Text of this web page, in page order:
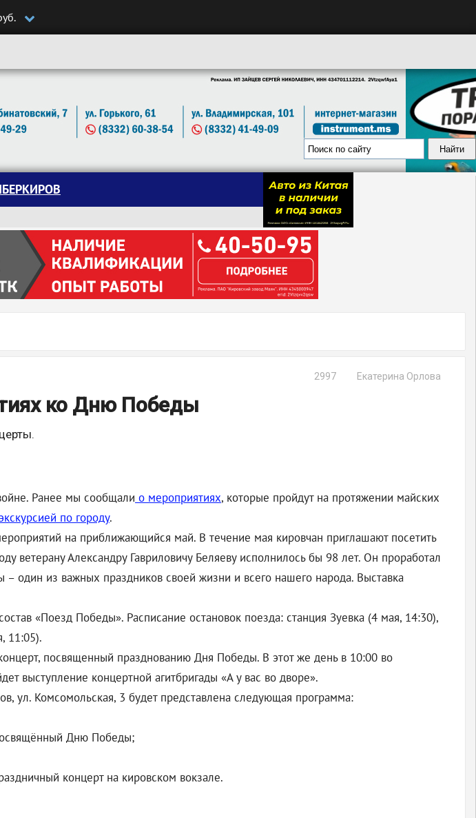
Екатерина Орлова
2997
ко Дню Победы
Ранее мы сообщали о мероприятиях, которые пройдут на протяжении майских
по городу.
на приближающийся май. В течение мая кировчан приглашают посетить
ветерану Александру Гавриловичу Беляеву исполнилось бы 98 лет. Он проработал
один из важных праздников своей жизни и всего нашего народа. Выставка
«Поезд Победы». Расписание остановок поезда: станция Зуевка (4 мая, 14:30),
11:05).
посвященный празднованию Дня Победы. В этот же день в 10:00 во
выступление концертной агитбригады «А у вас во дворе».
ул. Комсомольская, 3 будет представлена следующая программа:
Дню Победы;
концерт на кировском вокзале.